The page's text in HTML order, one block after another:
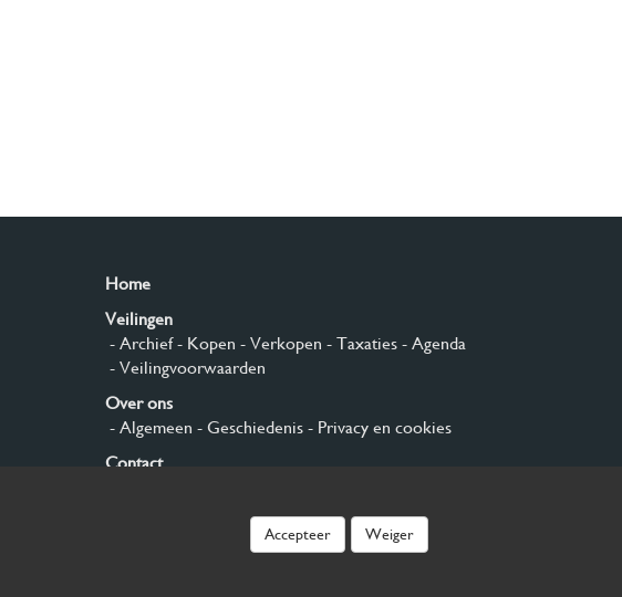
Home
Veilingen
- Archief- Kopen - Verkopen - Taxaties- Agenda
- Veilingvoorwaarden
Over ons
- Algemeen - Geschiedenis- Privacy en cookies
Contact
Accepteer Weiger